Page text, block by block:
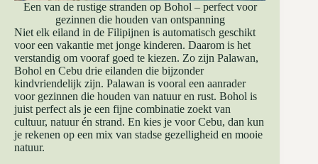
Een van de rustige stranden op Bohol – perfect voor
gezinnen die houden van ontspanning
Niet elk eiland in de Filipijnen is automatisch geschikt
voor een vakantie met jonge kinderen. Daarom is het
verstandig om vooraf goed te kiezen. Zo zijn Palawan,
Bohol en Cebu drie eilanden die bijzonder
kindvriendelijk zijn. Palawan is vooral een aanrader
voor gezinnen die houden van natuur en rust. Bohol is
juist perfect als je een fijne combinatie zoekt van
cultuur, natuur én strand. En kies je voor Cebu, dan kun
je rekenen op een mix van stadse gezelligheid en mooie
natuur.